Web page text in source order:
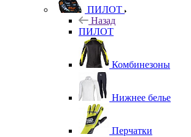
ПИЛОТ
Назад
ПИЛОТ
Комбинезоны
Нижнее белье
Перчатки